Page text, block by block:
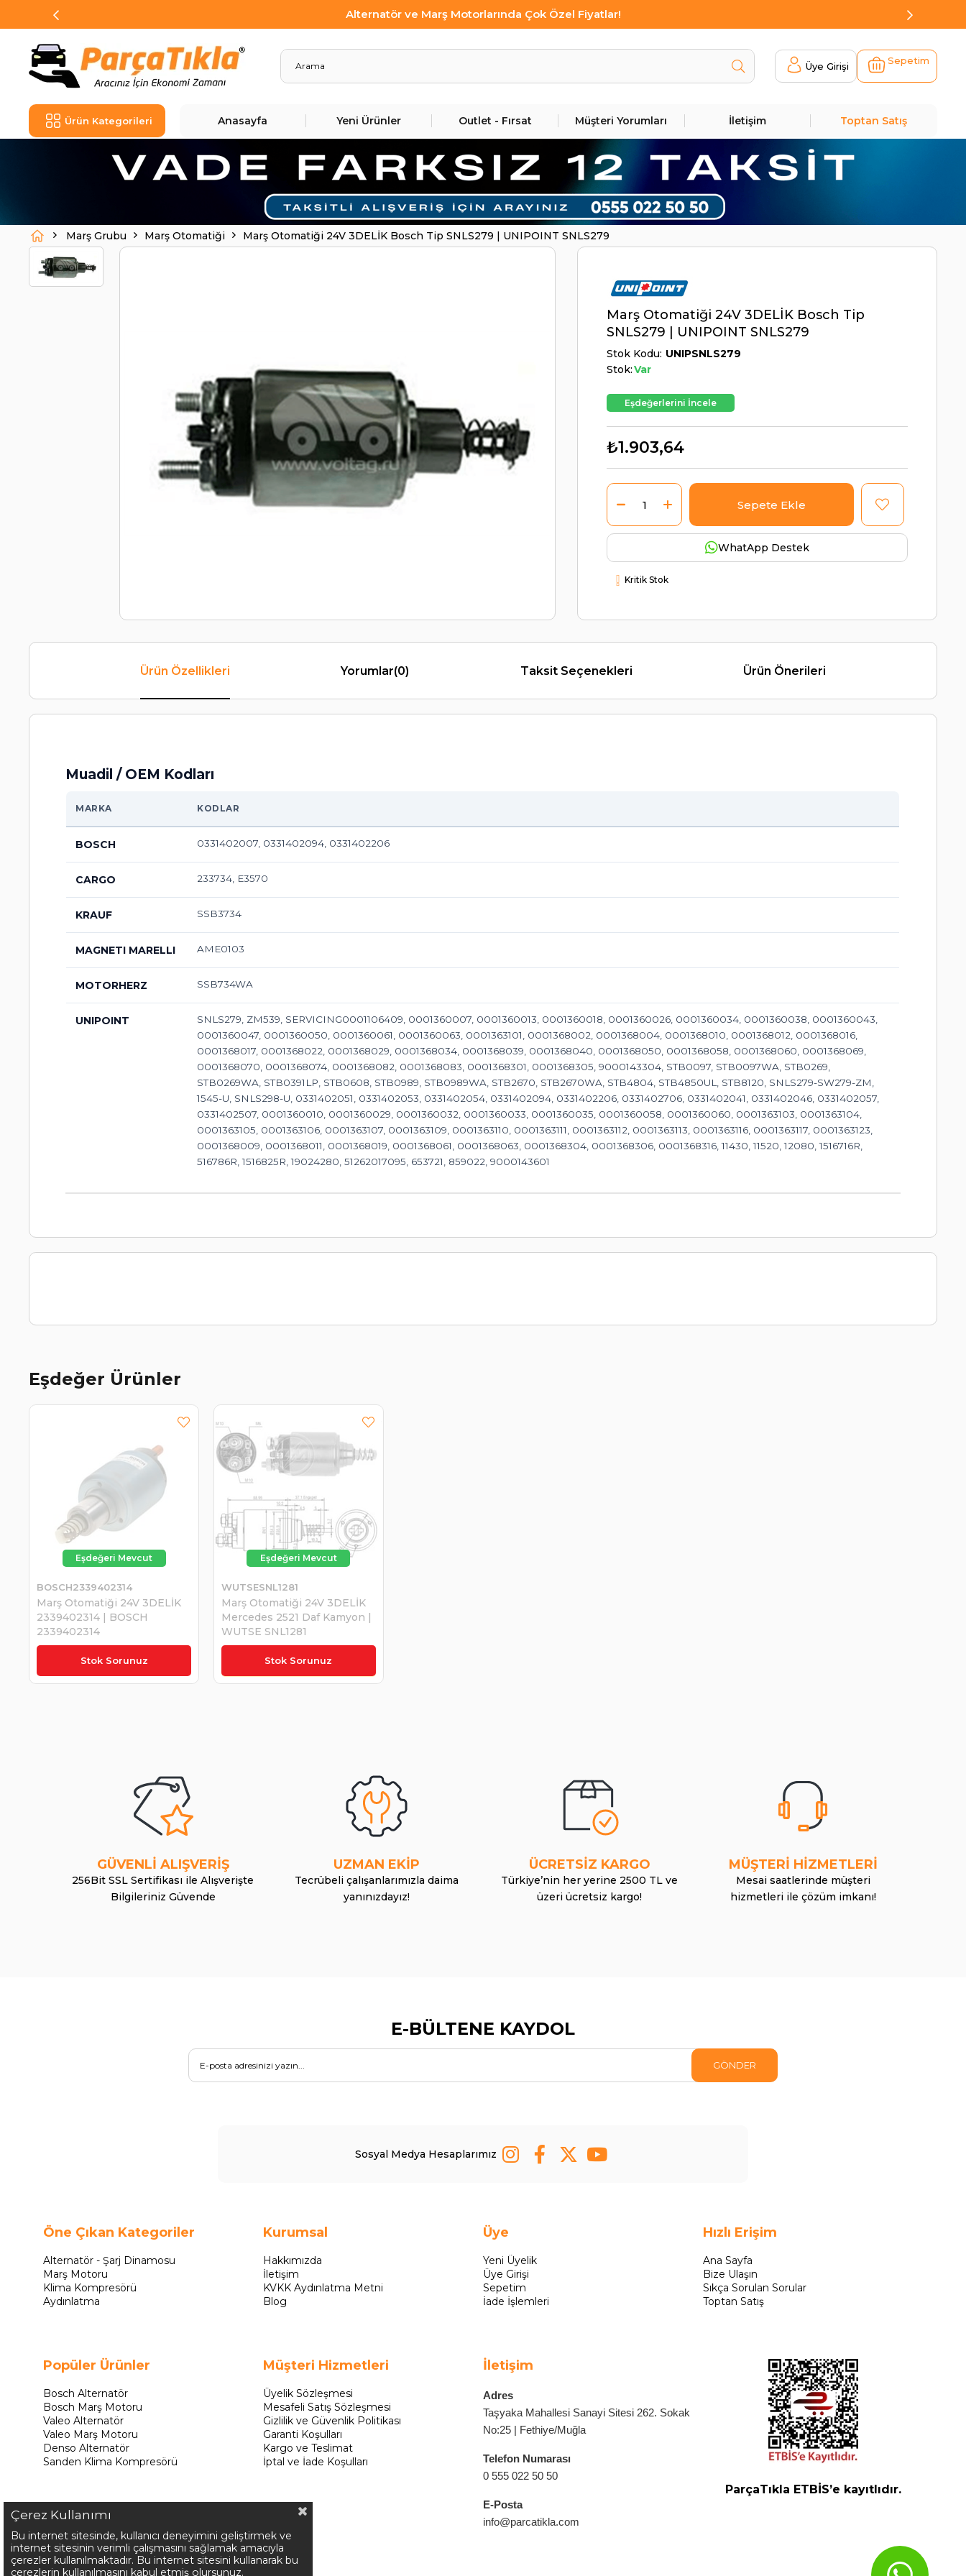
Alternatör ve Marş Motorlarında Çok Özel Fiyatlar!
Üye Girişi Sepetim
Ürün Kategorileri Anasayfa Yeni Ürünler Outlet - Fırsat Müşteri Yorumları İletişim Toptan Satış
Marş Grubu Marş Otomatiği Marş Otomatiği 24V 3DELİK Bosch Tip SNLS279 | UNIPOINT SNLS279
Marş Otomatiği 24V 3DELİK Bosch Tip
SNLS279 | UNIPOINT SNLS279
Stok Kodu UNIPSNLS279
Stok:Var
Eşdeğerlerini İncele
₺1.903,64
WhatApp Destek
Kritik Stok
Ürün Özellikleri Yorumlar(0) Taksit Seçenekleri Ürün Önerileri
Muadil / OEM Kodları
MARKA KODLAR
BOSCH 0331402007, 0331402094, 0331402206
CARGO 233734, E3570
KRAUF SSB3734
MAGNETI MARELLI AME0103
MOTORHERZ SSB734WA
UNIPOINT
SNLS279, ZM539, SERVICING0001106409, 0001360007, 0001360013, 0001360018, 0001360026, 0001360034, 0001360038, 0001360043,
0001360047, 0001360050, 0001360061, 0001360063, 0001363101, 0001368002, 0001368004, 0001368010, 0001368012, 0001368016,
0001368017, 0001368022, 0001368029, 0001368034, 0001368039, 0001368040, 0001368050, 0001368058, 0001368060, 0001368069,
0001368070, 0001368074, 0001368082, 0001368083, 0001368301, 0001368305, 9000143304, STB0097, STB0097WA, STB0269,
STB0269WA, STB0391LP, STB0608, STB0989, STB0989WA, STB2670, STB2670WA, STB4804, STB4850UL, STB8120, SNLS279-SW279-ZM,
1545-U, SNLS298-U, 0331402051, 0331402053, 0331402054, 0331402094, 0331402206, 0331402706, 0331402041, 0331402046, 0331402057,
0331402507, 0001360010, 0001360029, 0001360032, 0001360033, 0001360035, 0001360058, 0001360060, 0001363103, 0001363104,
0001363105, 0001363106, 0001363107, 0001363109, 0001363110, 0001363111, 0001363112, 0001363113, 0001363116, 0001363117, 0001363123,
0001368009, 0001368011, 0001368019, 0001368061, 0001368063, 0001368304, 0001368306, 0001368316, 11430, 11520, 12080, 1516716R,
516786R, 1516825R, 19024280, 51262017095, 653721, 859022, 9000143601
Eşdeğer Ürünler
Stok Sorunuz
Marş Otomatiği 24V 3DELİK
2339402314 | BOSCH
2339402314
BOSCH2339402314
₺3.424,61 Stok Sorunuz
Marş Otomatiği 24V 3DELİK
Mercedes 2521 Daf Kamyon |
WUTSE SNL1281
WUTSESNL1281
GÜVENLİ ALIŞVERİŞ
256Bit SSL Sertifikası ile Alışverişte
Bilgileriniz Güvende
UZMAN EKİP
Tecrübeli çalışanlarımızla daima
yanınızdayız!
ÜCRETSİZ KARGO
Türkiye’nin her yerine 2500 TL ve
üzeri ücretsiz kargo!
MÜŞTERİ HİZMETLERİ
Mesai saatlerinde müşteri
hizmetleri ile çözüm imkanı!
E-BÜLTENE KAYDOL
GÖNDER
Sosyal Medya Hesaplarımız
Öne Çıkan Kategoriler
Alternatör - Şarj Dinamosu
Marş Motoru
Klima Kompresörü
Aydınlatma
Popüler Ürünler
Bosch Alternatör
Bosch Marş Motoru
Valeo Alternatör
Valeo Marş Motoru
Denso Alternatör
Sanden Klima Kompresörü
Kurumsal
Hakkımızda
İletişim
KVKK Aydınlatma Metni
Blog
Müşteri Hizmetleri
Üyelik Sözleşmesi
Mesafeli Satış Sözleşmesi
Gizlilik ve Güvenlik Politikası
Garanti Koşulları
Kargo ve Teslimat
İptal ve İade Koşulları
Üye
Yeni Üyelik
Üye Girişi
Sepetim
İade İşlemleri
İletişim
Adres
Taşyaka Mahallesi Sanayi Sitesi 262. Sokak
No:25 | Fethiye/Muğla
Telefon Numarası
0 555 022 50 50
E-Posta
info@parcatikla.com
Hızlı Erişim
Ana Sayfa
Bize Ulaşın
Sıkça Sorulan Sorular
Toptan Satış
ParçaTıkla ETBİS’e kayıtlıdır.
Çerez Kullanımı
Bu internet sitesinde, kullanıcı deneyimini geliştirmek ve
internet sitesinin verimli çalışmasını sağlamak amacıyla
çerezler kullanılmaktadır. Bu internet sitesini kullanarak bu
çerezlerin kullanılmasını kabul etmiş olursunuz.